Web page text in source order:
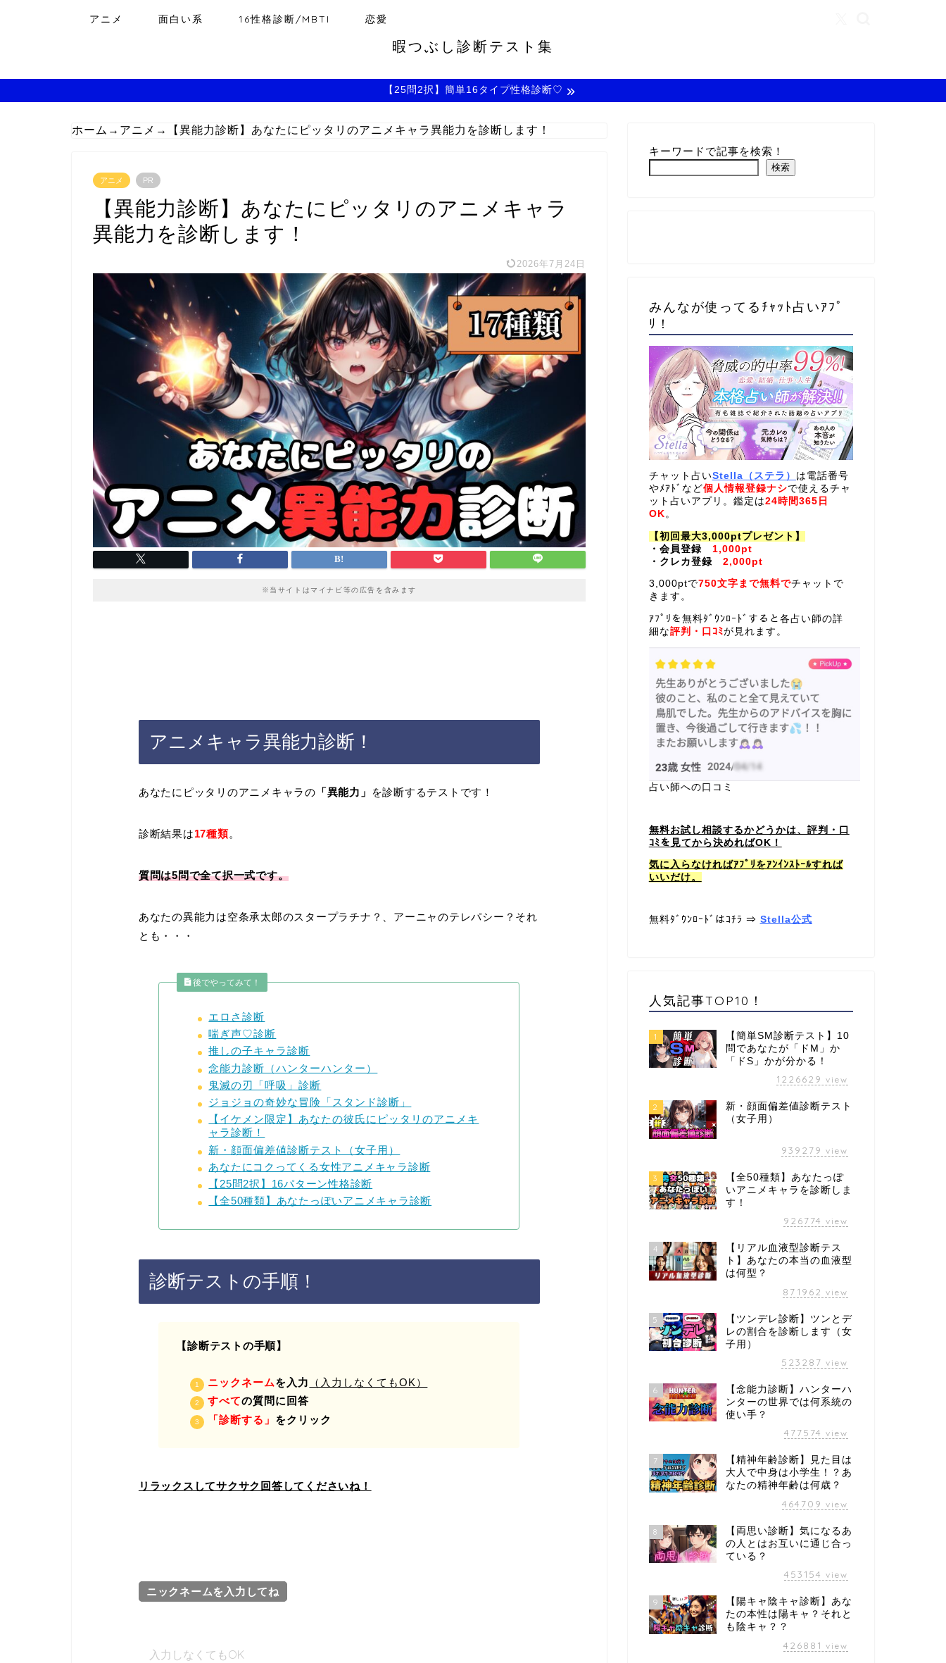
アニメ 面白い系 16性格診断/MBTI 恋愛
暇つぶし診断テスト集
【25問2択】簡単16タイプ性格診断♡
ホーム → アニメ → 【異能力診断】あなたにピッタリのアニメキャラ異能力を診断します！
アニメ PR
【異能力診断】あなたにピッタリのアニメキャラ
異能力を診断します！
2026年7月24日
※当サイトはマイナビ等の広告を含みます
アニメキャラ異能力診断！
あなたにピッタリのアニメキャラの 「異能力」 を診断するテストです！
診断結果は17種類。
質問は5問で全て択一式です。
あなたの異能力は空条承太郎のスタープラチナ？、アーニャのテレパシー？それ
とも・・・
後でやってみて！
エロさ診断
喘ぎ声♡診断
推しの子キャラ診断
念能力診断（ハンターハンター）
鬼滅の刃「呼吸」診断
ジョジョの奇妙な冒険「スタンド診断」
【イケメン限定】あなたの彼氏にピッタリのアニメキ
ャラ診断！
新・顔面偏差値診断テスト（女子用）
あなたにコクってくる女性アニメキャラ診断
【25問2択】16パターン性格診断
【全50種類】あなたっぽいアニメキャラ診断
診断テストの手順！
【診断テストの手順】
ニックネームを入力
（入力しなくてもOK）
すべての質問に回答
「診断する」 をクリック
リラックスしてサクサク回答してくださいね！
ニックネームを入力してね
キーワードで記事を検索！
検索
みんなが使ってるﾁｬｯﾄ占いｱﾌﾟ
ﾘ！
チャット占いStella（ステラ） は電話番号
やﾒｱﾄﾞなど個人情報登録ナシで使えるチャ
ット占いアプリ。鑑定は24時間365日
OK 。
【初回最大3,000ptプレゼント】
・会員登録 1,000pt
・クレカ登録 2,000pt
3,000ptで750文字まで無料でチャットで
きます。
ｱﾌﾟﾘを無料ﾀﾞｳﾝﾛｰﾄﾞすると各占い師の詳
細な評判・口ｺﾐが見れます。
占い師への口コミ
無料お試し相談するかどうかは、評判・口
ｺﾐを見てから決めればOK！
気に入らなければｱﾌﾟﾘをｱﾝｲﾝｽﾄｰﾙすれば
いいだけ。
無料ﾀﾞｳﾝﾛｰﾄﾞはｺﾁﾗ ⇒ Stella公式
人気記事TOP10！
1
【簡単SM診断テスト】10
問であなたが「ドM」か
「ドS」かが分かる！
1226629 view
2
新・顔面偏差値診断テスト
（女子用）
939279 view
3
【全50種類】あなたっぽ
いアニメキャラを診断しま
す！
926774 view
4
【リアル血液型診断テス
ト】あなたの本当の血液型
は何型？
871962 view
5
【ツンデレ診断】ツンとデ
レの割合を診断します（女
子用）
523287 view
6
【念能力診断】ハンターハ
ンターの世界では何系統の
使い手？
477574 view
7
【精神年齢診断】見た目は
大人で中身は小学生！？あ
なたの精神年齢は何歳？
464709 view
8
【両思い診断】気になるあ
の人とはお互いに通じ合っ
ている？
453154 view
9
【陽キャ陰キャ診断】あな
たの本性は陽キャ？それと
も陰キャ？？
426881 view